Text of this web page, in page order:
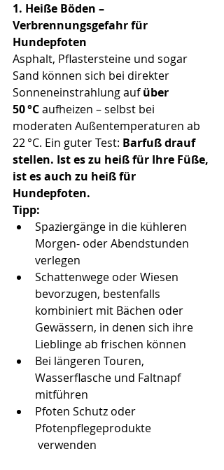
1. Heiße Böden –
Verbrennungsgefahr für
Hundepfoten
Asphalt, Pflastersteine und sogar
Sand können sich bei direkter
Sonneneinstrahlung auf über
50 °C aufheizen – selbst bei
moderaten Außentemperaturen ab
22 °C. Ein guter Test: Barfuß drauf
stellen. Ist es zu heiß für Ihre Füße,
ist es auch zu heiß für
Hundepfoten.
Tipp:
Spaziergänge in die kühleren
Morgen- oder Abendstunden
verlegen
Schattenwege oder Wiesen
bevorzugen, bestenfalls
kombiniert mit Bächen oder
Gewässern, in denen sich ihre
Lieblinge ab frischen können
Bei längeren Touren,
Wasserflasche und Faltnapf
mitführen
Pfoten Schutz oder
Pfotenpflegeprodukte
verwenden